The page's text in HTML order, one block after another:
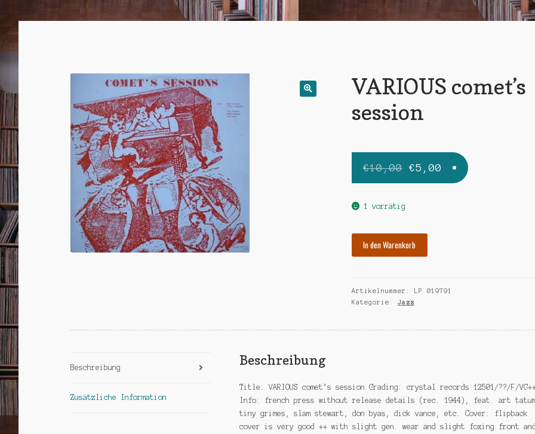
ANGEBOT!
VARIOUS comet’s
session
€10,00 Ursprünglicher
Preis
€5,00 Aktueller
Preis
1 vorrätig
In den Warenkorb
Artikelnummer:
LP 019791
Kategorie: Jazz
Beschreibung
Zusätzliche Information
Beschreibung
Title: VARIOUS comet’s session Grading: crystal records 12501/??/F/
Info: french press without release details (rec. 1944), feat. art
tiny grimes, slam stewart, don byas, dick vance, etc. Cover: flipback
cover is very good ++ with slight gen. wear and slight foxing front and